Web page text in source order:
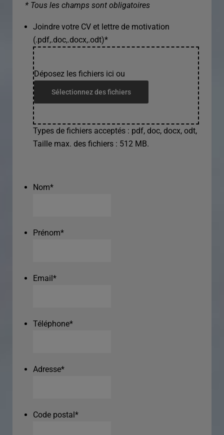
* Tous les champs sont obligatoires
Joindre votre CV et lettre de motivation
(.pdf,.doc,.docx,.odt)*
Déposez les fichiers ici ou
Sélectionnez des fichiers
Types de fichiers acceptés : pdf, doc, docx, odt,
Taille max. des fichiers : 512 MB.
Nom*
Prénom*
Email*
Téléphone*
Adresse*
Code postal*